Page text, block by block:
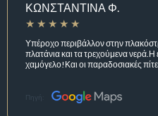
ΚΩΝΣΤΑΝΤΙΝΑ Φ.
Υπέροχο περιβάλλον στην
πλατάνια και τα τρεχούμενα
χαμόγελο!Και οι παραδοσιακές
Πηγή: